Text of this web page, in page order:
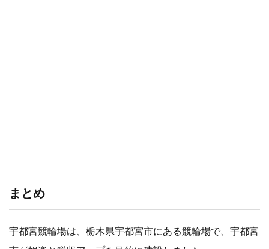
まとめ
宇都宮競輪場は、栃木県宇都宮市にある競輪場で、宇都宮